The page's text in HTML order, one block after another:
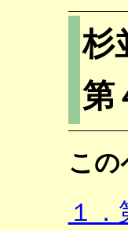
杉
第
この
１